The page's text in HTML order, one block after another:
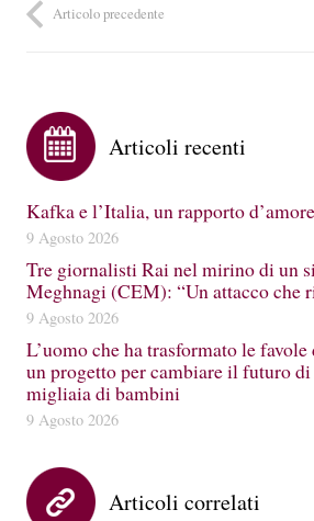
Articolo precedente
Articoli recenti
Kafka e l’Italia, un rapporto d’amore
9 Agosto 2026
Tre giornalisti Rai nel mirino di un
Meghnagi (CEM): “Un attacco che
9 Agosto 2026
L’uomo che ha trasformato le
un progetto per cambiare il futuro
migliaia di bambini
9 Agosto 2026
Articoli correlati